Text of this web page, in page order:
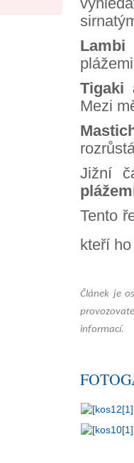
Lambi
Tigaki
Mezi
Jižní
Tento
kteří
Článek je
informací.